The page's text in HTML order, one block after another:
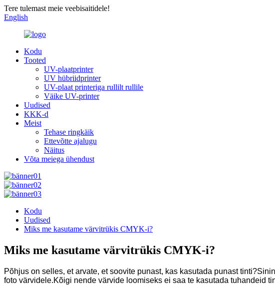
Tere tulemast meie veebisaitidele!
English
Kodu
Tooted
UV-plaatprinter
UV hübriidprinter
UV-plaat printeriga rullilt rullile
Väike UV-printer
Uudised
KKK-d
Meist
Tehase ringkäik
Ettevõtte ajalugu
Näitus
Võta meiega ühendust
Kodu
Uudised
Miks me kasutame värvitrükis CMYK-i?
Miks me kasutame värvitrükis CMYK-i?
Põhjus on selles, et arvate, et soovite punast, kas kasutada punast
foto värvidele.Kõigi nende värvide loomiseks ei saa te kasutada tuhandeid